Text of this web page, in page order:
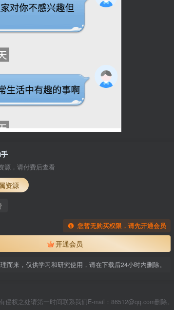
源，请付费后查看
资源
您暂无购买权限，请先开通会员
开通会员
而来，仅供学习和研究使用，请在下载后24小时内删除。
权之处请第一时间联系我们E-mail：86512@qq.com删除。